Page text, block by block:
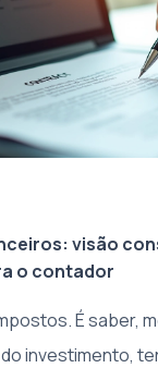
visão
o contador
É saber,
investimento,